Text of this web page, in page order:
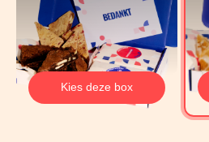
Kies deze box